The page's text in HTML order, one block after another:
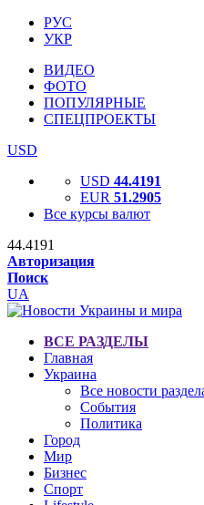
РУС
УКР
ВИДЕО
ФОТО
ПОПУЛЯРНЫЕ
СПЕЦПРОЕКТЫ
USD
USD 44.4191
EUR 51.2905
Все курсы валют
44.4191
Авторизация
Поиск
UA
ВСЕ РАЗДЕЛЫ
Главная
Украина
Все новости
События
Политика
Город
Мир
Бизнес
Спорт